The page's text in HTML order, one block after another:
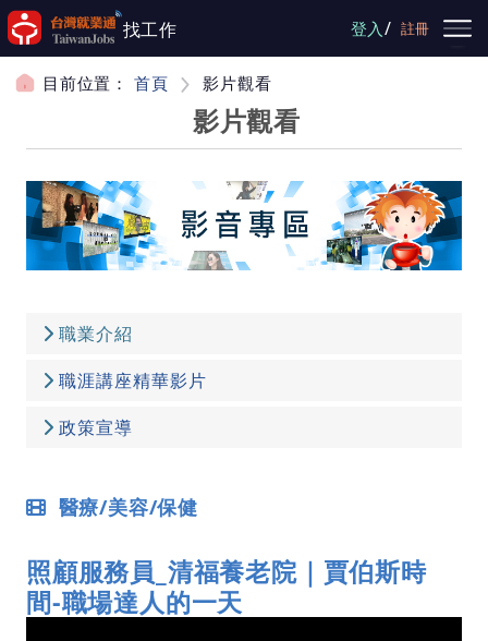
跳到主要內容
找工作 登入/ 註冊
目前位置： 首頁 影片觀看
影片觀看
職業介紹
職涯講座精華影片
政策宣導
醫療/美容/保健
照顧服務員_清福養老院｜賈伯斯時
間-職場達人的一天